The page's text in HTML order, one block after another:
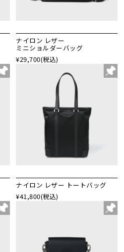
ナイロン レザー
ミニショルダーバッグ
¥29,700(税込)
ナイロン レザー トートバッグ
¥41,800(税込)